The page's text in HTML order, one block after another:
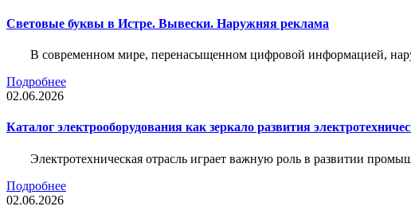
Световые буквы в Истре. Вывески. Наружняя реклама
В современном мире, перенасыщенном цифровой информацией,
Подробнее
02.06.2026
Каталог электрооборудования как зеркало развития
Электротехническая отрасль играет важную роль в развитии
Подробнее
02.06.2026